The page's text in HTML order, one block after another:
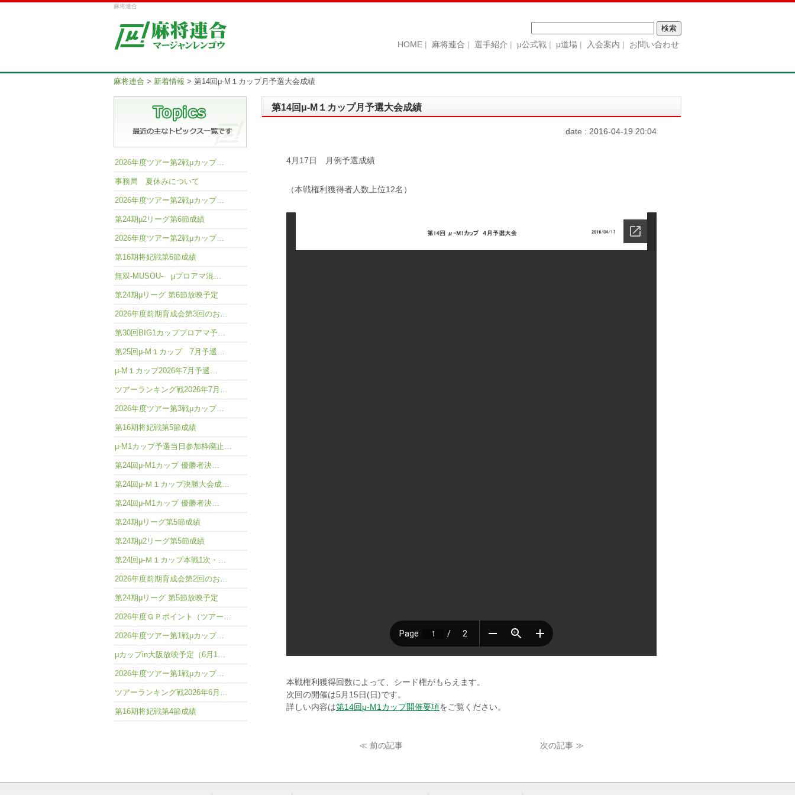
麻将連合
索:
HOME 麻将連合 選手紹介 μ公式戦 μ道場 入会案内 お問い合わせ
麻将連合 > 新着情報 > 第14回μ-M１カップ月予選大会成績
第14回μ-M１カップ月予選大会成績
date : 2016-04-19 20:04
4月17日 月例予選成績
（本戦権利獲得者人数上位12名）
本戦権利獲得回数によって、シード権がもらえます。
次回の開催は5月15日(日)です。
詳しい内容は第14回μ-M1カップ開催要項をご覧ください。
≪ 前の記事 次の記事 ≫
2026年度ツアー第2戦μカップ…
事務局 夏休みについて
2026年度ツアー第2戦μカップ…
第24期μ2リーグ第6節成績
2026年度ツアー第2戦μカップ…
第16期将妃戦第6節成績
無双-MUSOU- μプロアマ混…
第24期μリーグ 第6節放映予定
2026年度前期育成会第3回のお…
第30回BIG1カッププロアマ予…
第25回μ-M１カップ 7月予選…
μ-M１カップ2026年7月予選…
ツアーランキング戦2026年7月…
2026年度ツアー第3戦μカップ…
第16期将妃戦第5節成績
μ-M1カップ予選当日参加枠廃止…
第24回μ-M1カップ 優勝者決…
第24回μ-Ｍ１カップ決勝大会成…
第24回μ-M1カップ 優勝者決…
第24期μリーグ第5節成績
第24期μ2リーグ第5節成績
第24回μ-Ｍ１カップ本戦1次・…
2026年度前期育成会第2回のお…
第24期μリーグ 第5節放映予定
2026年度ＧＰポイント（ツアー…
2026年度ツアー第1戦μカップ…
μカップin大阪放映予定（6月1…
2026年度ツアー第1戦μカップ…
ツアーランキング戦2026年6月…
第16期将妃戦第4節成績